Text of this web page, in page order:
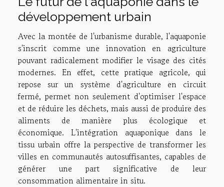
développement urbain
Avec la montée de l'urbanisme durable, l'aquaponie
s'inscrit comme une innovation en agriculture
pouvant radicalement modifier le visage des cités
modernes. En effet, cette pratique agricole, qui
repose sur un système d'agriculture en circuit
fermé, permet non seulement d'optimiser l'espace
et de réduire les déchets, mais aussi de produire des
aliments de manière plus écologique et
économique. L'intégration aquaponique dans le
tissu urbain offre la perspective de transformer les
villes en communautés autosuffisantes, capables de
générer une part significative de leur
consommation alimentaire in situ.